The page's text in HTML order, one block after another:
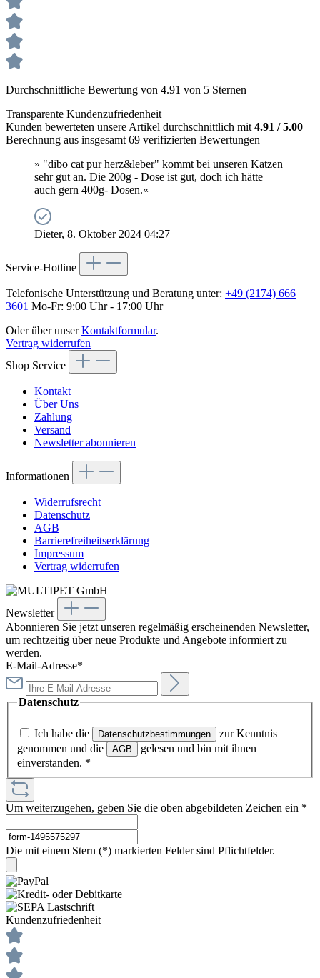
Durchschnittliche Bewertung von 4.91 von 5 Sternen
Transparente Kundenzufriedenheit
Kunden bewerteten unsere Artikel durchschnittlich mit 4.91 / 5.00
Berechnung aus insgesamt 69 verifizierten Bewertungen
» "dibo cat pur herz&leber" kommt bei unseren Katzen
sehr gut an. Die 200g - Dose ist gut, doch ich hätte
auch gern 400g- Dosen.«
Dieter, 8. Oktober 2024 04:27
Service-Hotline
Telefonische Unterstützung und Beratung unter: +49 (2174) 666
3601 Mo-Fr: 9:00 Uhr - 17:00 Uhr
Oder über unserKontaktformular.
Vertrag widerrufen
Shop Service
Kontakt
Über Uns
Zahlung
Versand
Newsletter abonnieren
Informationen
Widerrufsrecht
Datenschutz
AGB
Barrierefreiheitserklärung
Impressum
Vertrag widerrufen
Newsletter
Abonnieren Sie jetzt unseren regelmäßig erscheinenden Newsletter,
um rechtzeitig über neue Produkte und Angebote informiert zu
werden.
E-Mail-Adresse*
Datenschutz
Ich habe die Datenschutzbestimmungen
zur Kenntnis
genommen und die
AGB
gelesen und bin mit ihnen
einverstanden. *
Um weiterzugehen, geben Sie die oben abgebildeten Zeichen ein *
Die mit einem Stern (*) markierten Felder sind Pflichtfelder.
Kundenzufriedenheit